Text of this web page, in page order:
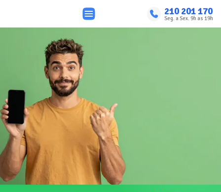
210 201 170
Seg. a Sex. 9h as 19h